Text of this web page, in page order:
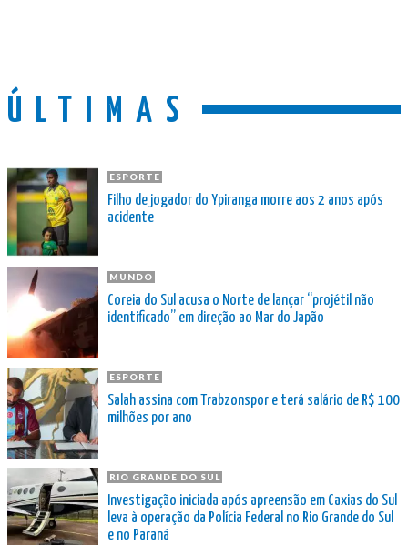
ÚLTIMAS
ESPORTE
Filho de jogador do Ypiranga morre aos 2 anos após
acidente
MUNDO
Coreia do Sul acusa o Norte de lançar “projétil não
identificado” em direção ao Mar do Japão
ESPORTE
Salah assina com Trabzonspor e terá salário de R$ 100
milhões por ano
RIO GRANDE DO SUL
Investigação iniciada após apreensão em Caxias do Sul
leva à operação da Polícia Federal no Rio Grande do Sul
e no Paraná